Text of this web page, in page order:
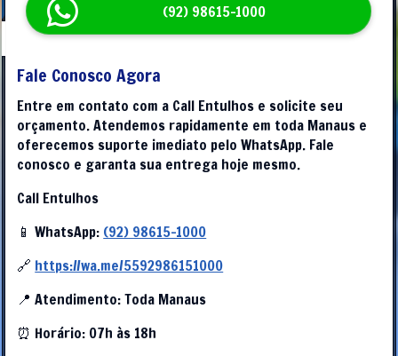
(92) 98615-1000
Fale Conosco Agora
Entre em contato com a Call Entulhos e solicite seu
orçamento. Atendemos rapidamente em toda Manaus e
oferecemos suporte imediato pelo WhatsApp. Fale
conosco e garanta sua entrega hoje mesmo.
Call Entulhos
📱 WhatsApp: (92) 98615-1000
🔗 https://wa.me/5592986151000
📍 Atendimento: Toda Manaus
⏰ Horário: 07h às 18h